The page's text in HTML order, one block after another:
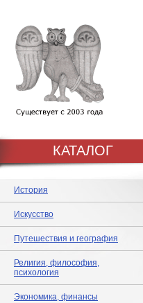
КАТАЛОГ
История
Искусство
Путешествия и география
Религия, философия,
психология
Экономика, финансы